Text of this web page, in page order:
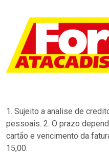
1. Sujeito a analise de
pessoais. 2. O prazo
cartão e vencimento da
15,00.